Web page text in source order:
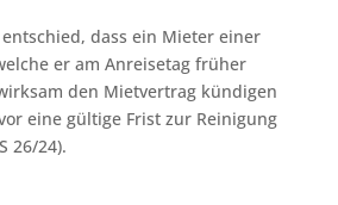
entschied, dass ein Mieter einer
er am Anreisetag früher
den Mietvertrag kündigen
eine gültige Frist zur Reinigung
26/24).